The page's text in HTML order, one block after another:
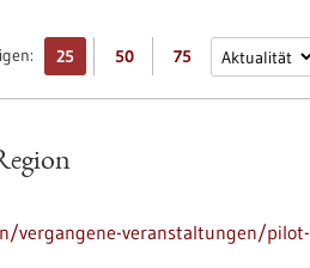
25 50 75
vergangene-veranstaltungen/pilot-